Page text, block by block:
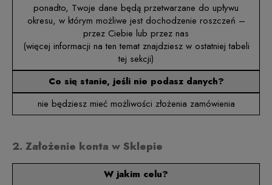
ponadto, Twoje dane będą przetwarzane do upływu
okresu, w którym możliwe jest dochodzenie roszczeń –
przez Ciebie lub przez nas
(więcej informacji na ten temat znajdziesz w ostatniej tabeli
tej sekcji)
Co się stanie, jeśli nie podasz danych?
nie będziesz mieć możliwości złożenia zamówienia
2. Założenie konta w Sklepie
W jakim celu?